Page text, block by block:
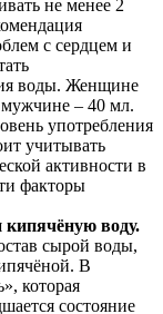
не менее 2
с сердцем и
воды. Женщине
‒ 40 мл.
употребления
учитывать
активности в
факторы
воду.
сырой воды,
В
которая
состояние